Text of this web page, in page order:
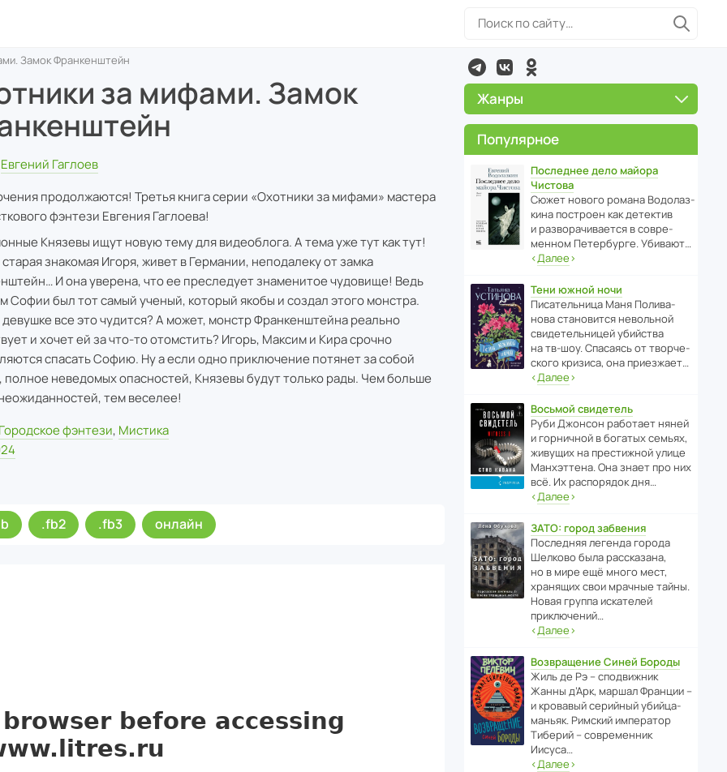
Замок Франкенштейн
за мифами. Замок
Евгений Гаглоев
продолжаются! Третья книга серии «Охотники за мифами» мастера
фэнтези Евгения Гаглоева!
Князевы ищут новую тему для видеоблога. А тема уже тут как тут!
знакомая Игоря, живет в Германии, неподалеку от замка
И она уверена, что ее преследует знаменитое чудовище! Ведь
Софии был тот самый ученый, который якобы и создал этого монстра.
все это чудится? А может, монстр Франкенштейна реально
и хочет ей за что-то отомстить? Игорь, Максим и Кира срочно
спасать Софию. Ну а если одно приключение потянет за собой
полное неведомых опасностей, Князевы будут только рады. Чем больше
тем веселее!
Городское фэнтези, Мистика
.fb2 .fb3 онлайн
Жанры
Популярное
Последнее дело майора
Чистова
Сюжет нового романа Водо­ла­з­
кина пост­роен как дете­ктив
и разво­ра­чи­ва­ется в совре­
менном Пете­р­бурге. Убивают…
‹Далее›
Тени южной ночи
Писа­тель­ница Маня Поли­ва­
нова стано­вится невольной
свиде­тель­ницей убийства
на тв-шоу. Спасаясь от твор­че­
с­кого кризиса, она приезжает…
‹Далее›
Восьмой свидетель
Руби Джонсон рабо­тает няней
и горни­чной в богатых семьях,
живущих на прес­ти­жной улице
Манх­эт­тена. Она знает про них
всё. Их распо­рядок дня…
‹Далее›
ЗАТО: город забвения
После­дняя легенда города
Шелково была расска­зана,
но в мире ещё много мест,
хранящих свои мрачные тайны.
Новая группа иска­телей
приключений…
‹Далее›
Возвращение Синей Бороды
Жиль де Рэ – спод­ви­жник
Жанны д’Арк, маршал Франции –
и кровавый серийный убийца-
маньяк. Римский импе­ратор
Тиберий – совре­менник
Иисуса…
‹Далее›